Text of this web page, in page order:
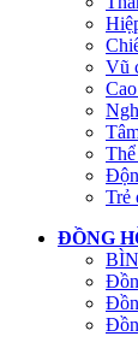
Vũ
Trẻ
ĐỒNG